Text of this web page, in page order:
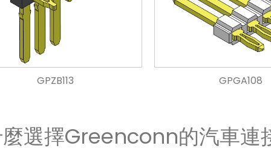
GPZB113 GPGA108
選擇Greenconn的汽車連